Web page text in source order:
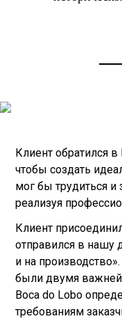
Клиент обратился
чтобы создать
мог бы трудиться и
реализуя
Клиент
отправился в нашу
и на
были двумя
Boca do Lobo
требованиям